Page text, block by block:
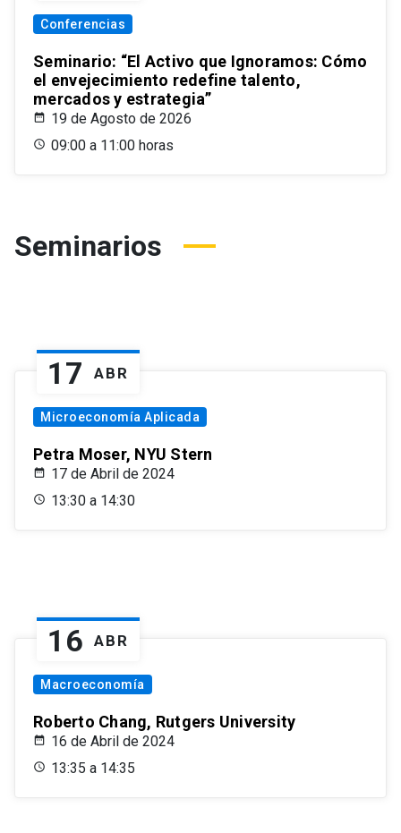
Conferencias
Seminario: “El Activo que Ignoramos: Cómo
el envejecimiento redefine talento,
mercados y estrategia”
19 de Agosto de 2026
09:00 a 11:00 horas
Seminarios
17 ABR
Microeconomía Aplicada
Petra Moser, NYU Stern
17 de Abril de 2024
13:30 a 14:30
16 ABR
Macroeconomía
Roberto Chang, Rutgers University
16 de Abril de 2024
13:35 a 14:35